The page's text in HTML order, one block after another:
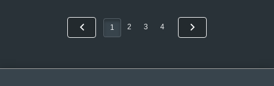
1 2 3 4